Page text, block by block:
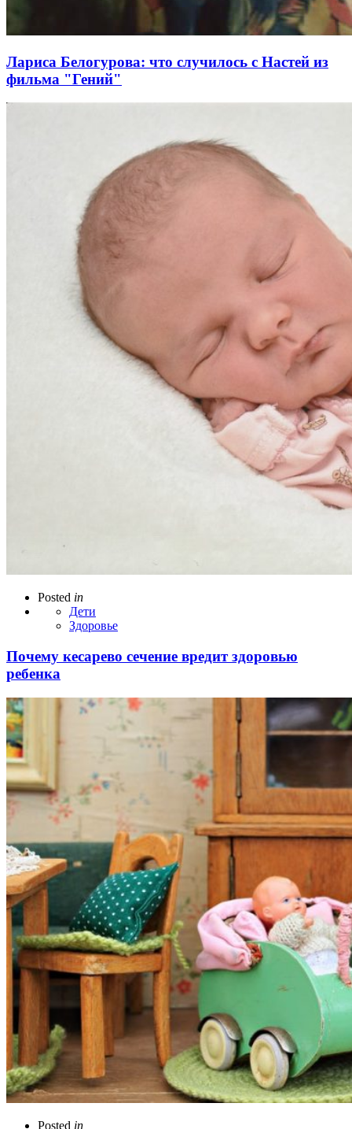
Лариса Белогурова: что случилось с Настей из
фильма "Гений"
Posted in
Дети
Здоровье
Почему кесарево сечение вредит здоровью
ребенка
Posted in